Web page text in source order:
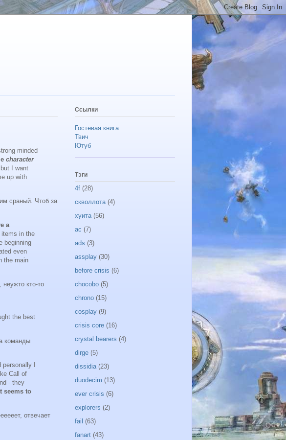
minded
character
I want
up with
сраный. Чтоб за
a
in the
beginning
even
the main
неужто кто-то
the best
команды
I
Call of
- they
seems to
отвечает
Ссылки
Гостевая книга
Твич
Ютуб
Тэги
4f (28)
скволлота (4)
хуита (56)
ac (7)
ads (3)
assplay (30)
before crisis (6)
chocobo (5)
chrono (15)
cosplay (9)
crisis core (16)
crystal bearers (4)
dirge (5)
dissidia (23)
duodecim (13)
ever crisis (6)
explorers (2)
fail (63)
fanart (43)